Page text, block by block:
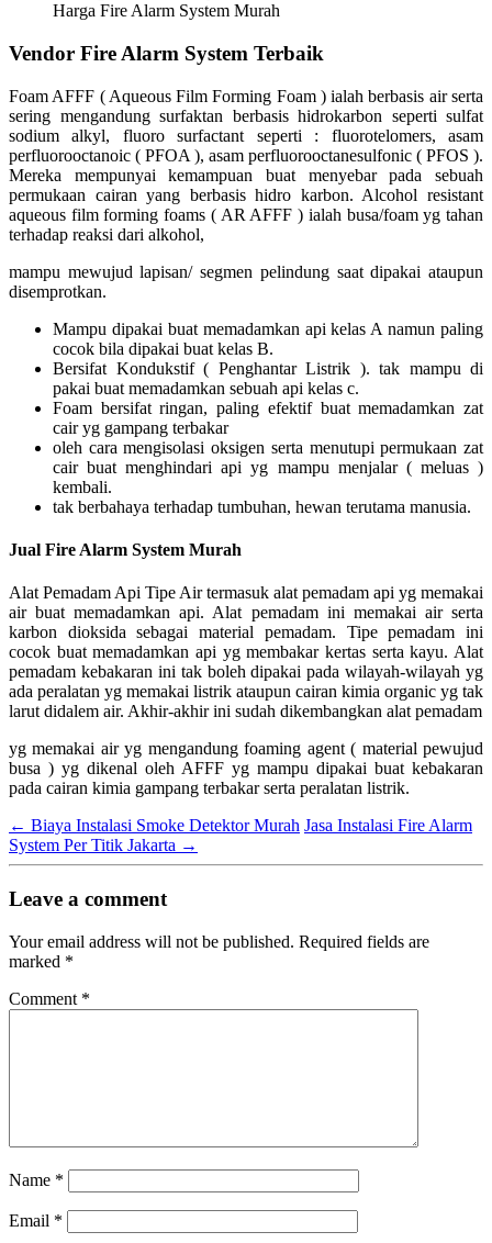
Harga Fire Alarm System Murah
Vendor Fire Alarm System Terbaik
Foam AFFF ( Aqueous Film Forming Foam ) ialah berbasis air serta
sering mengandung surfaktan berbasis hidrokarbon seperti sulfat
sodium alkyl, fluoro surfactant seperti : fluorotelomers, asam
perfluorooctanoic ( PFOA ), asam perfluorooctanesulfonic ( PFOS ).
Mereka mempunyai kemampuan buat menyebar pada sebuah
permukaan cairan yang berbasis hidro karbon. Alcohol resistant
aqueous film forming foams ( AR AFFF ) ialah busa/foam yg tahan
terhadap reaksi dari alkohol,
mampu mewujud lapisan/ segmen pelindung saat dipakai ataupun
disemprotkan.
Mampu dipakai buat memadamkan api kelas A namun paling
cocok bila dipakai buat kelas B.
Bersifat Kondukstif ( Penghantar Listrik ). tak mampu di
pakai buat memadamkan sebuah api kelas c.
Foam bersifat ringan, paling efektif buat memadamkan zat
cair yg gampang terbakar
oleh cara mengisolasi oksigen serta menutupi permukaan zat
cair buat menghindari api yg mampu menjalar ( meluas )
kembali.
tak berbahaya terhadap tumbuhan, hewan terutama manusia.
Jual Fire Alarm System Murah
Alat Pemadam Api Tipe Air termasuk alat pemadam api yg memakai
air buat memadamkan api. Alat pemadam ini memakai air serta
karbon dioksida sebagai material pemadam. Tipe pemadam ini
cocok buat memadamkan api yg membakar kertas serta kayu. Alat
pemadam kebakaran ini tak boleh dipakai pada wilayah-wilayah yg
ada peralatan yg memakai listrik ataupun cairan kimia organic yg tak
larut didalem air. Akhir-akhir ini sudah dikembangkan alat pemadam
yg memakai air yg mengandung foaming agent ( material pewujud
busa ) yg dikenal oleh AFFF yg mampu dipakai buat kebakaran
pada cairan kimia gampang terbakar serta peralatan listrik.
← Biaya Instalasi Smoke Detektor Murah Jasa Instalasi Fire Alarm
System Per Titik Jakarta →
Leave a comment
Your email address will not be published. Required fields are
marked *
Comment *
Name *
Email *